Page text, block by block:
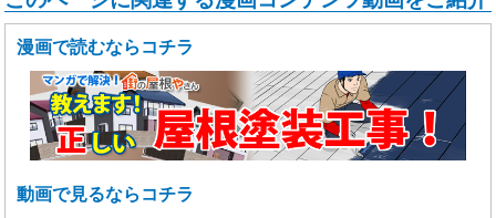
漫画で読むならコチラ
動画で見るならコチラ